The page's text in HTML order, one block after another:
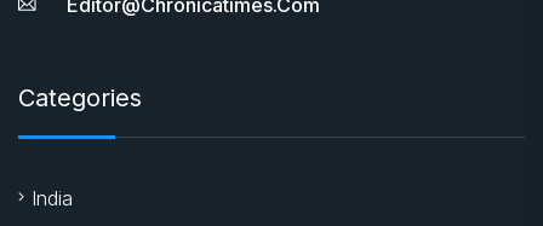
Categories
India